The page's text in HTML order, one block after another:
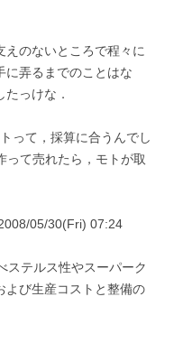
のないところで程々に
に弄るまでのことはな
っけな．
って，採算に合うんでし
って売れたら，モトが取
05/30(Fri) 07:24
ステルス性やスーパーク
よび生産コストと整備の